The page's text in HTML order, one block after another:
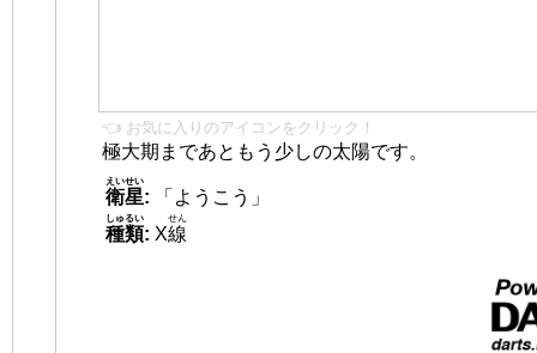
👈 お気に入りのアイコンをクリック！
極大期まであともう少しの太陽です。
衛星
えいせい
:
「ようこう」
種類
しゅるい
: X線
せん